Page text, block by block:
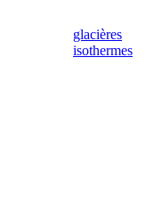
glacières
isothermes